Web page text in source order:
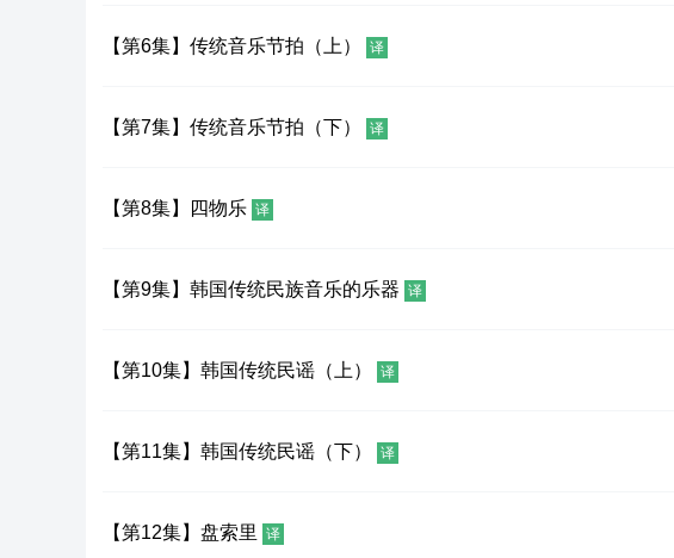
【第6集】传统音乐节拍（上） 译
【第7集】传统音乐节拍（下） 译
【第8集】四物乐 译
【第9集】韩国传统民族音乐的乐器 译
【第10集】韩国传统民谣（上） 译
【第11集】韩国传统民谣（下） 译
【第12集】盘索里 译